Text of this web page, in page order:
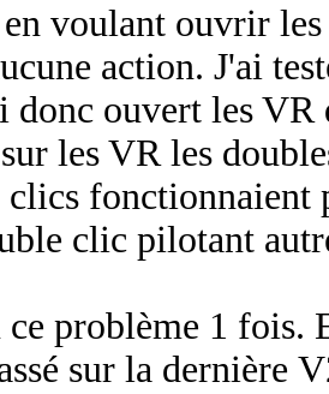
voulant ouvrir
action. J'ai
donc ouvert les
les VR les
fonctionnaient
clic pilotant
ce problème 1 fois.
sur la dernière